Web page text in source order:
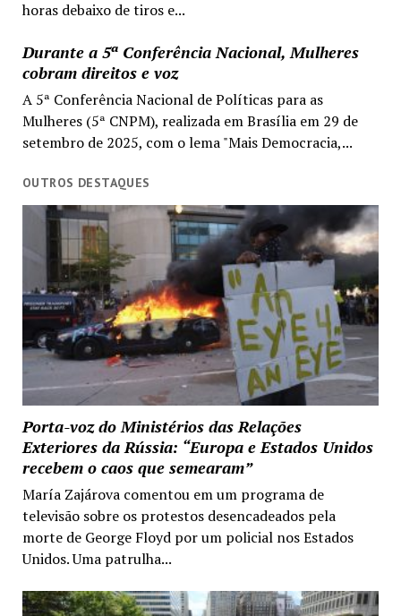
horas debaixo de tiros e...
Durante a 5ª Conferência Nacional, Mulheres
cobram direitos e voz
A 5ª Conferência Nacional de Políticas para as
Mulheres (5ª CNPM), realizada em Brasília em 29 de
setembro de 2025, com o lema "Mais Democracia,...
OUTROS DESTAQUES
Porta-voz do Ministérios das Relações
Exteriores da Rússia: “Europa e Estados Unidos
recebem o caos que semearam”
María Zajárova comentou em um programa de
televisão sobre os protestos desencadeados pela
morte de George Floyd por um policial nos Estados
Unidos. Uma patrulha...